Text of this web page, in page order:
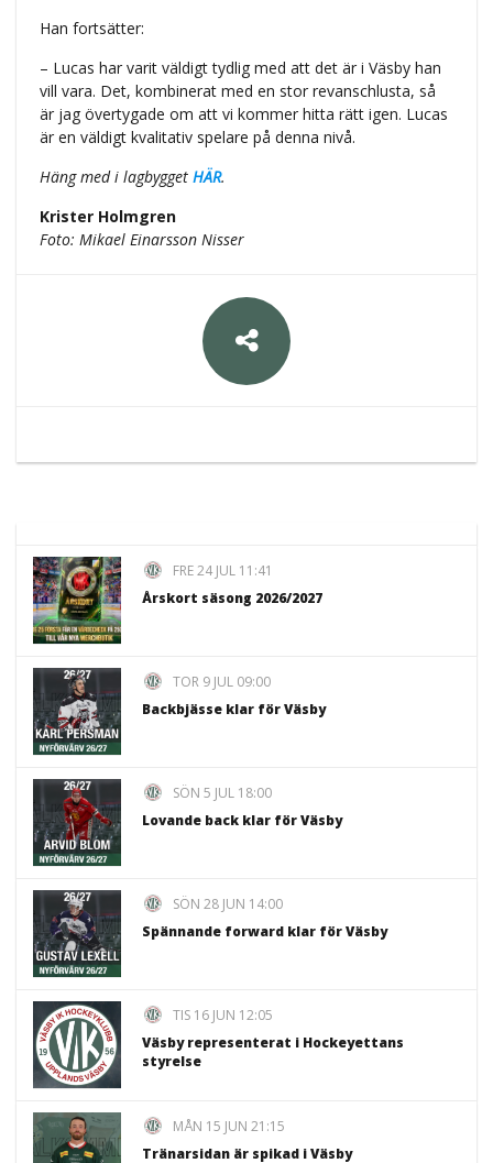
Han fortsätter:
– Lucas har varit väldigt tydlig med att det är i Väsby han
vill vara. Det, kombinerat med en stor revanschlusta, så
är jag övertygade om att vi kommer hitta rätt igen. Lucas
är en väldigt kvalitativ spelare på denna nivå.
Häng med i lagbygget HÄR.
Krister Holmgren
Foto: Mikael Einarsson Nisser
FRE 24 JUL 11:41
Årskort säsong 2026/2027
TOR 9 JUL 09:00
Backbjässe klar för Väsby
SÖN 5 JUL 18:00
Lovande back klar för Väsby
SÖN 28 JUN 14:00
Spännande forward klar för Väsby
TIS 16 JUN 12:05
Väsby representerat i Hockeyettans
styrelse
MÅN 15 JUN 21:15
Tränarsidan är spikad i Väsby